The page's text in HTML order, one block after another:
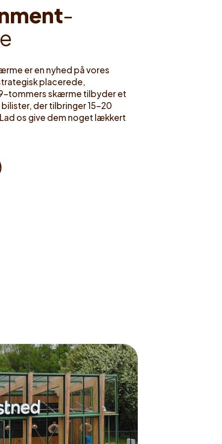
ment-
e
er en nyhed på vores
placerede,
tommers skærme tilbyder et
der tilbringer 15-20
os give dem noget lækkert